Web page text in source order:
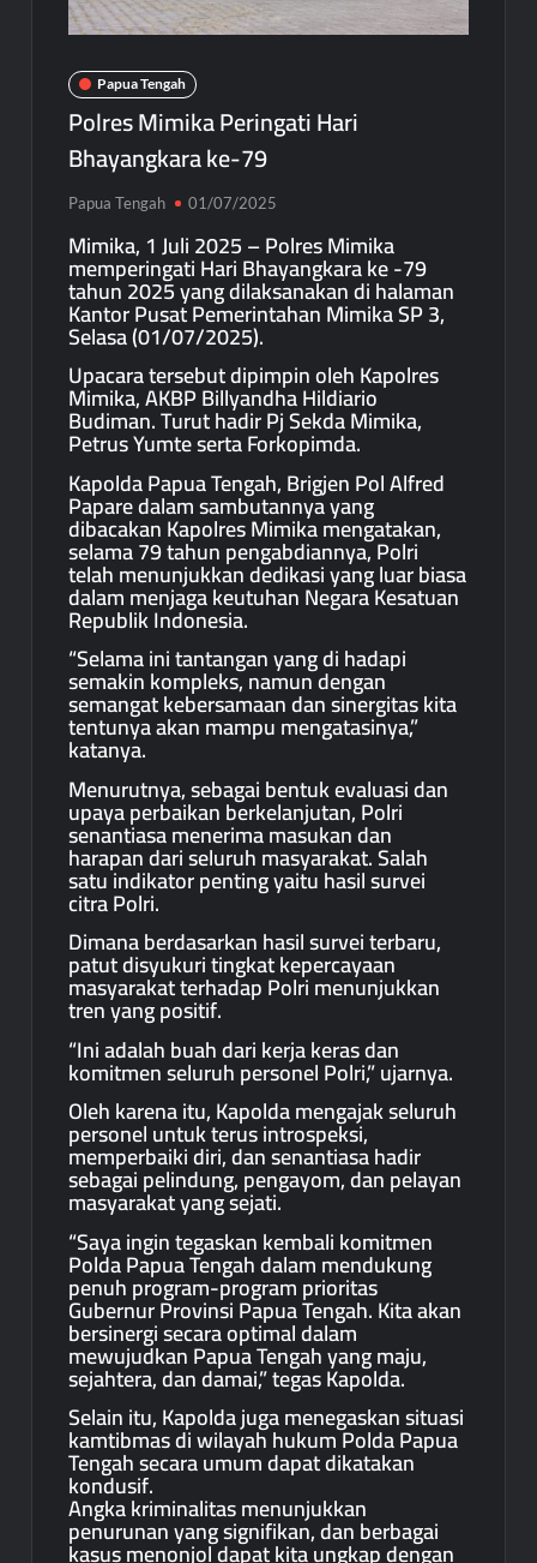
Pemkab Intan Jaya Terapkan WFH Setiap Jumat, Aktivitas ASN
Gubernur Meki Nawipa Paparkan Kemajuan Tujuh Program
Prioritas Pendidikan Papua Tengah Tahun 2025
Papua Tengah
Polres Mimika Peringati Hari
Bhayangkara ke-79
Papua Tengah 01/07/2025
Mimika, 1 Juli 2025 – Polres Mimika
memperingati Hari Bhayangkara ke -79
tahun 2025 yang dilaksanakan di halaman
Kantor Pusat Pemerintahan Mimika SP 3,
Selasa (01/07/2025).
Upacara tersebut dipimpin oleh Kapolres
Mimika, AKBP Billyandha Hildiario
Budiman. Turut hadir Pj Sekda Mimika,
Petrus Yumte serta Forkopimda.
Kapolda Papua Tengah, Brigjen Pol Alfred
Papare dalam sambutannya yang
dibacakan Kapolres Mimika mengatakan,
selama 79 tahun pengabdiannya, Polri
telah menunjukkan dedikasi yang luar biasa
dalam menjaga keutuhan Negara Kesatuan
Republik Indonesia.
“Selama ini tantangan yang di hadapi
semakin kompleks, namun dengan
semangat kebersamaan dan sinergitas kita
tentunya akan mampu mengatasinya,”
katanya.
Menurutnya, sebagai bentuk evaluasi dan
upaya perbaikan berkelanjutan, Polri
senantiasa menerima masukan dan
harapan dari seluruh masyarakat. Salah
satu indikator penting yaitu hasil survei
citra Polri.
Dimana berdasarkan hasil survei terbaru,
patut disyukuri tingkat kepercayaan
masyarakat terhadap Polri menunjukkan
tren yang positif.
“Ini adalah buah dari kerja keras dan
komitmen seluruh personel Polri,” ujarnya.
Oleh karena itu, Kapolda mengajak seluruh
personel untuk terus introspeksi,
memperbaiki diri, dan senantiasa hadir
sebagai pelindung, pengayom, dan pelayan
masyarakat yang sejati.
“Saya ingin tegaskan kembali komitmen
Polda Papua Tengah dalam mendukung
penuh program-program prioritas
Gubernur Provinsi Papua Tengah. Kita akan
bersinergi secara optimal dalam
mewujudkan Papua Tengah yang maju,
sejahtera, dan damai,” tegas Kapolda.
Selain itu, Kapolda juga menegaskan situasi
kamtibmas di wilayah hukum Polda Papua
Tengah secara umum dapat dikatakan
kondusif.
Angka kriminalitas menunjukkan
penurunan yang signifikan, dan berbagai
kasus menonjol dapat kita ungkap dengan